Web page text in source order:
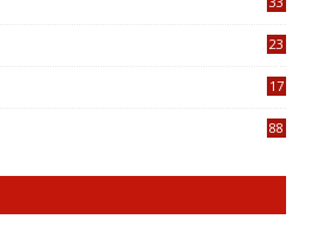
23
17
88